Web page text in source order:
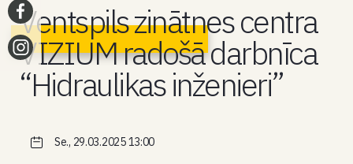
Ventspils zinātnes centra
VIZIUM radošā darbnīca
“Hidraulikas inženieri”
Se., 29.03.2025 13:00